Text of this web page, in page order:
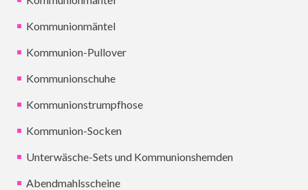
Kommunionmäntel
Kommunion-Pullover
Kommunionschuhe
Kommunionstrumpfhose
Kommunion-Socken
Unterwäsche-Sets und Kommunionshemden
Abendmahlsscheine